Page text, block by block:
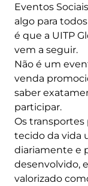
Eventos
algo para
é que a UITP
vem a seguir.
Não é um
venda
saber
participar.
Os
tecido da vida
diariamente e
desenvolvido,
valorizado